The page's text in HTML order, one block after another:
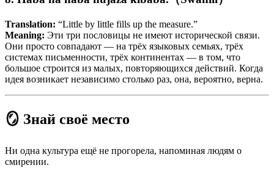
Translation: “Little by little fills up the measure.”
Meaning: Эти три пословицы не имеют исторической связи.
Они просто совпадают — на трёх языковых семьях, трёх
системах письменности, трёх континентах — в том, что
большое строится из малых, повторяющихся действий. Когда
идея возникает независимо столько раз, она, вероятно, верна.
🪞 Знай своё место
Ни одна культура ещё не прогорела, напоминая людям о
смирении.